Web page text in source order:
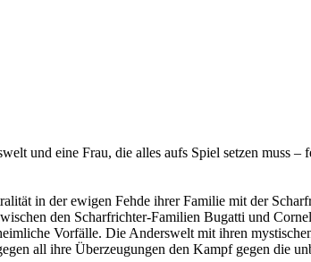
und eine Frau, die alles aufs Spiel setzen muss
in der ewigen Fehde ihrer Familie mit der
den Scharfrichter-Familien Bugatti und
Vorfälle. Die Anderswelt mit ihren
all ihre Überzeugungen den Kampf gegen die